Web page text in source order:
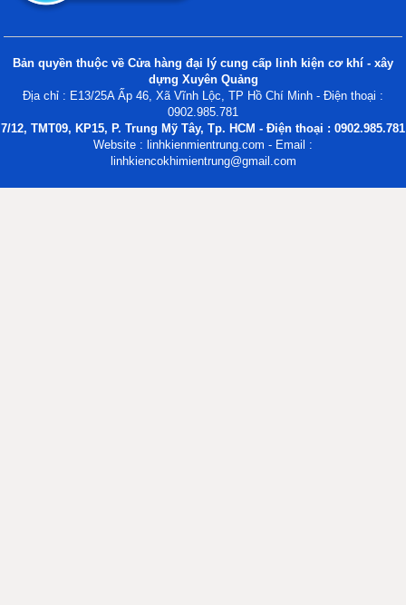
Bản quyền thuộc về Cửa hàng đại lý cung cấp linh kiện cơ khí - xây
dựng Xuyên Quảng
Địa chỉ : E13/25A Ấp 46, Xã Vĩnh Lộc, TP Hồ Chí Minh - Điện thoại :
0902.985.781
7/12, TMT09, KP15, P. Trung Mỹ Tây, Tp. HCM - Điện thoại : 0902.985.781
Website : linhkienmientrung.com - Email :
linhkiencokhimientrung@gmail.com